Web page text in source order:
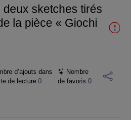
deux sketches tirés
la pièce « Giochi
d’ajouts dans
de lecture0
Nombre
de favoris 0